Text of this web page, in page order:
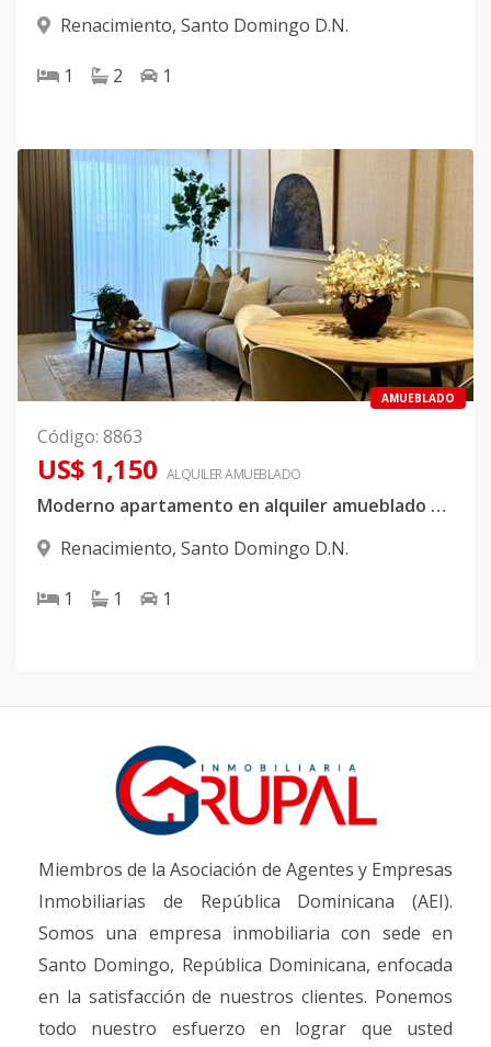
Renacimiento, Santo Domingo D.N.
1 2 1
AMUEBLADO
Código: 8863
US$ 1,150 ALQUILERAMUEBLADO
Moderno apartamento en alquiler amueblado o vacío en Renacimiento en la misma Av. Rómulo Betancourt
Renacimiento, Santo Domingo D.N.
1 1 1
Miembros de la Asociación de Agentes y Empresas
Inmobiliarias de República Dominicana (AEI).
Somos una empresa inmobiliaria con sede en
Santo Domingo, República Dominicana, enfocada
en la satisfacción de nuestros clientes. Ponemos
todo nuestro esfuerzo en lograr que usted